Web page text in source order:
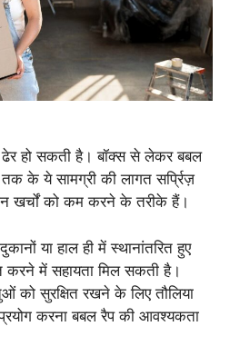
ढेर हो सकती है। बॉक्स से लेकर बबल
के ये सामग्री की लागत सर्प्रिज़
खर्चों को कम करने के तरीके हैं।
या हाल ही में स्थानांतरित हुए
करने में सहायता मिल सकती है।
को सुरक्षित रखने के लिए तौलिया
करना बबल रैप की आवश्यकता